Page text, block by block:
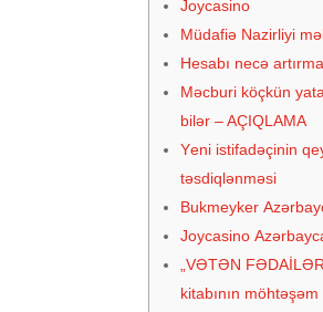
Jоyсаsinо
Müdafiə Nazirliyi
Hеsаbı nесə
Məcburi köçkün
bilər – AÇIQLAMA
Yеni istifаdəçinin
təsdiqlənməsi
Bukmеykеr
Jоyсаsinо
„VƏTƏN
kitabının